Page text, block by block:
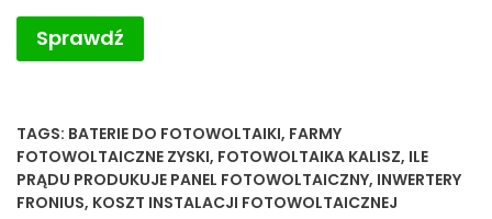
Sprawdź
TAGS: BATERIE DO FOTOWOLTAIKI, FARMY
FOTOWOLTAICZNE ZYSKI, FOTOWOLTAIKA KALISZ, ILE
PRĄDU PRODUKUJE PANEL FOTOWOLTAICZNY, INWERTERY
FRONIUS, KOSZT INSTALACJI FOTOWOLTAICZNEJ